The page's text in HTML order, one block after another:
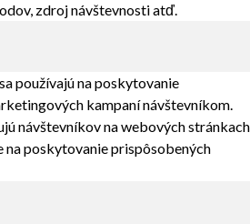
zdroj návštevnosti atď.
používajú na poskytovanie
kampaní návštevníkom.
návštevníkov na webových stránkach
na poskytovanie prispôsobených